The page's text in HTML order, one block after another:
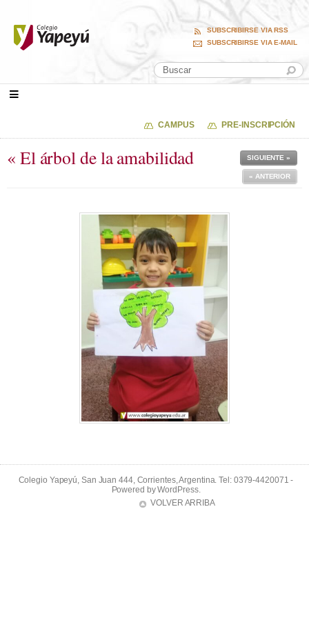
SUBSCRIBIRSE VIA RSS
SUBSCRIBIRSE VIA E-MAIL
CAMPUS PRE-INSCRIPCIÓN
« El árbol de la amabilidad SIGUIENTE »
« ANTERIOR
Colegio Yapeyú, San Juan 444, Corrientes, Argentina. Tel: 0379-4420071 -
Powered byWordPress.
VOLVER ARRIBA